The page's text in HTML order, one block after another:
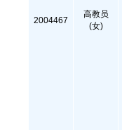
2004467
高教员
(女)